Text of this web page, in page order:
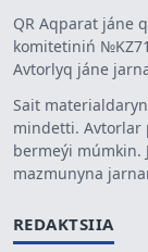
QR Aqparat jáne
komitetiniń
Avtorlyq jáne
Sait
mindetti. Avtorlar
bermeýi múmkin.
mazmunyna
REDAKTSIIA